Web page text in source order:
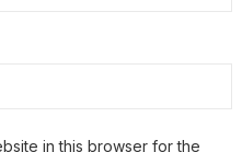
in this browser for the